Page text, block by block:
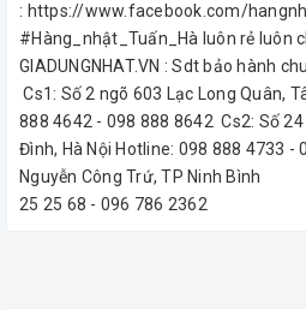
: https://www.facebook.com/
#Hàng_nhật_Tuấn_Hà luôn rẻ
GIADUNGNHAT.VN : Sdt bảo hành
Cs1: Số 2 ngõ 603 Lạc Long Quân,
888 4642 - 098 888 8642 Cs2: Số
Đình, Hà Nội Hotline: 098 888 4733 -
Nguyễn Công Trứ, TP
25 25 68 - 096 786 2362